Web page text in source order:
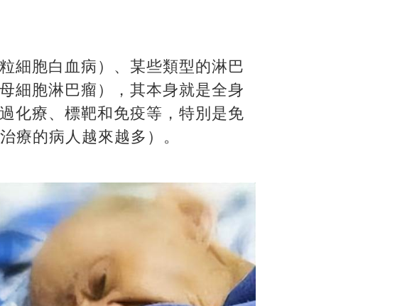
細胞白血病）、某些類型的淋巴
細胞淋巴瘤），其本身就是全身
化療、標靶和免疫等，特別是免
療的病人越來越多）。